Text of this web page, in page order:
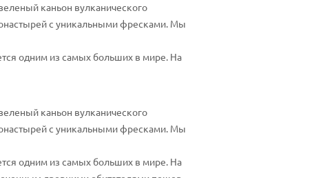
каньон вулканического
с уникальными фресками. Мы
одним из самых больших в мире. На
каньон вулканического
с уникальными фресками. Мы
одним из самых больших в мире. На